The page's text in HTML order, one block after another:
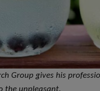
Group gives his
the unpleasant.